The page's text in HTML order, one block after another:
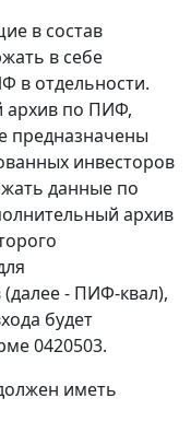
в состав
в себе
в отдельности.
архив по ПИФ,
предназначены
инвесторов
данные по
архив
- ПИФ-квал),
будет
0420503.
иметь